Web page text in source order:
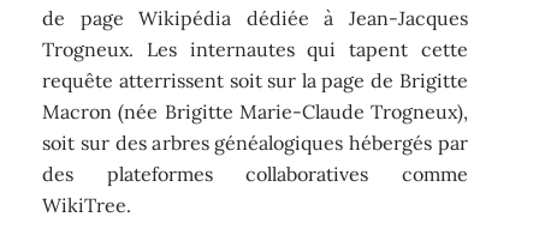
de page Wikipédia dédiée à Jean-Jacques
Trogneux. Les internautes qui tapent cette
requête atterrissent soit sur la page de Brigitte
Macron (née Brigitte Marie-Claude Trogneux),
soit sur des arbres généalogiques hébergés par
des plateformes collaboratives comme
WikiTree.